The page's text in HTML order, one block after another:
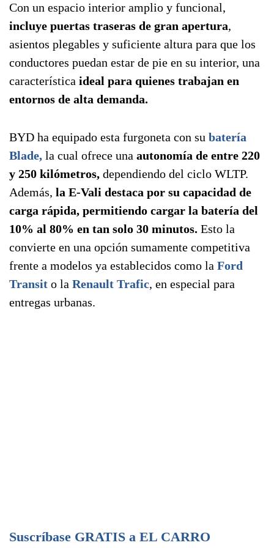
Con un espacio interior amplio y funcional,
incluye puertas traseras de gran apertura,
asientos plegables y suficiente altura para que los
conductores puedan estar de pie en su interior, una
característica ideal para quienes trabajan en
entornos de alta demanda.
BYD ha equipado esta furgoneta con su batería
Blade, la cual ofrece una autonomía de entre 220
y 250 kilómetros, dependiendo del ciclo WLTP.
Además, la E-Vali destaca por su capacidad de
carga rápida, permitiendo cargar la batería del
10% al 80% en tan solo 30 minutos. Esto la
convierte en una opción sumamente competitiva
frente a modelos ya establecidos como la Ford
Transit o la Renault Trafic, en especial para
entregas urbanas.
Suscríbase GRATIS a EL CARRO